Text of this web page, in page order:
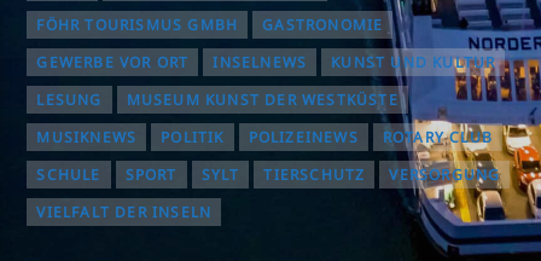
FÖHR TOURISMUS GMBH
GASTRONOMIE
GEWERBE VOR ORT
INSELNEWS
KUNST UND KULTUR
LESUNG
MUSEUM KUNST DER WESTKÜSTE
MUSIKNEWS
POLITIK POLIZEINEWS
ROTARY CLUB
SCHULE
SPORT SYLT TIERSCHUTZ
VERSORGUNG
VIELFALT DER INSELN